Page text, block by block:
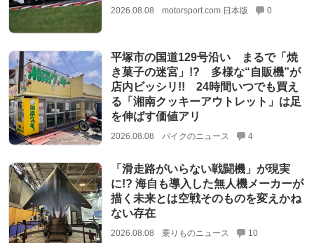
2026.08.08 motorsport.com 日本版 0
平塚市の国道129号沿い まるで「焼
き菓子の迷宮」!? 多様な“自販機”が
店内ビッシリ!! 24時間いつでも買え
る「湘南クッキーアウトレット」は足
を伸ばす価値アリ
2026.08.08 バイクのニュース 4
「滑走路がいらない戦闘機」が現実
に!? 海自も導入した無人機メーカーが
描く未来とは空戦そのものを変えかね
ない存在
2026.08.08 乗りものニュース 10